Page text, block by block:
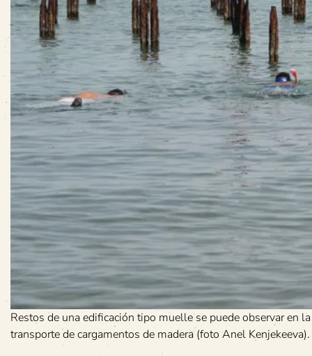
Restos de una edificación tipo muelle se puede observar en
transporte de cargamentos de madera (foto Anel Kenjekeeva).